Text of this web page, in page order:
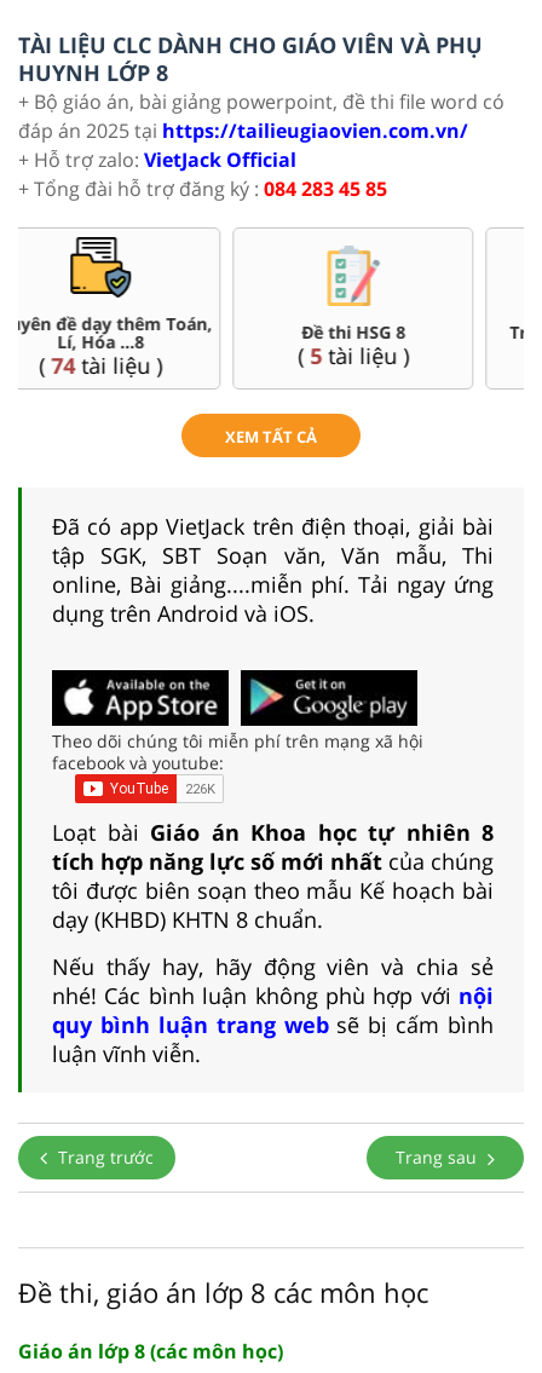
TÀI LIỆU CLC DÀNH CHO GIÁO VIÊN VÀ PHỤ
HUYNH LỚP 8
+ Bộ giáo án, bài giảng powerpoint, đề thi file word có
đáp án 2025 tại https://tailieugiaovien.com.vn/
+ Hỗ trợ zalo: VietJack Official
+ Tổng đài hỗ trợ đăng ký : 084 283 45 85
Đề thi HSG 8
(5tài liệu )
Trắc nghiệm đúng sai 8
(12tài liệu )
XEM TẤT CẢ
Đã có app VietJack trên điện thoại, giải bài
tập SGK, SBT Soạn văn, Văn mẫu, Thi
online, Bài giảng....miễn phí. Tải ngay ứng
dụng trên Android và iOS.
Theo dõi chúng tôi miễn phí trên mạng xã hội
facebook và youtube:
Loạt bài Giáo án Khoa học tự nhiên 8
tích hợp năng lực số mới nhất của chúng
tôi được biên soạn theo mẫu Kế hoạch bài
dạy (KHBD) KHTN 8 chuẩn.
Nếu thấy hay, hãy động viên và chia sẻ
nhé! Các bình luận không phù hợp với nội
quy bình luận trang websẽ bị cấm bình
luận vĩnh viễn.
Trang trước Trang sau
Đề thi, giáo án lớp 8 các môn học
Giáo án lớp 8 (các môn học)